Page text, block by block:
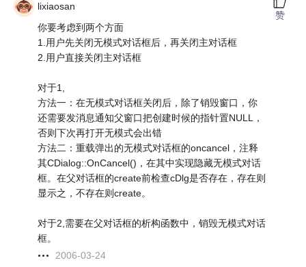
lixiaosan
你要考虑到两个方面
1.用户先关闭无模式对话框后，再关闭主对话框
2.用户直接关闭主对话框
对于1,
方法一：在无模式对话框关闭后，除了销毁窗口，你
还需要发消息通知父窗口把创建时候的指针置NULL，
否则下次再打开无模式会出错
方法二：重载弹出的无模式对话框的oncancel，注释
其CDialog::OnCancel()，在其中实现隐藏无模式对话
框。在父对话框的create前检查cDlg是否存在，存在则
显示之，不存在则create。
对于2,需要在父对话框的析构函数中，销毁无模式对话
框。
2006-03-24
赞